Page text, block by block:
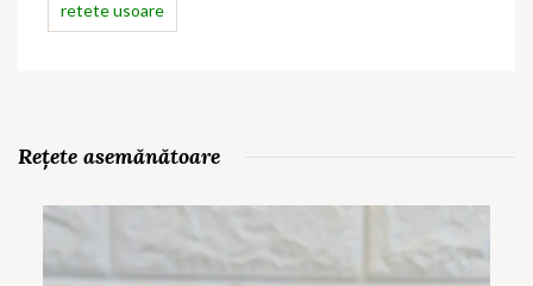
retete usoare
Rețete asemănătoare